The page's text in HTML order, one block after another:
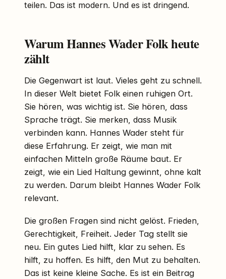
teilen. Das ist modern. Und es ist dringend.
Warum Hannes Wader Folk heute
zählt
Die Gegenwart ist laut. Vieles geht zu schnell.
In dieser Welt bietet Folk einen ruhigen Ort.
Sie hören, was wichtig ist. Sie hören, dass
Sprache trägt. Sie merken, dass Musik
verbinden kann. Hannes Wader steht für
diese Erfahrung. Er zeigt, wie man mit
einfachen Mitteln große Räume baut. Er
zeigt, wie ein Lied Haltung gewinnt, ohne kalt
zu werden. Darum bleibt Hannes Wader Folk
relevant.
Die großen Fragen sind nicht gelöst. Frieden,
Gerechtigkeit, Freiheit. Jeder Tag stellt sie
neu. Ein gutes Lied hilft, klar zu sehen. Es
hilft, zu hoffen. Es hilft, den Mut zu behalten.
Das ist keine kleine Sache. Es ist ein Beitrag